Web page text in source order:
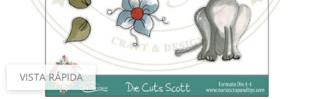
VISTA RÁPIDA